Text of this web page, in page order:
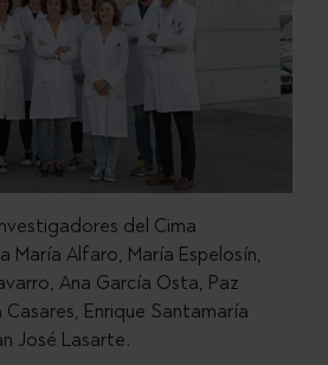
del Cima
María Alfaro, María Espelosín,
Ana García Osta, Paz
Enrique Santamaría
José Lasarte.